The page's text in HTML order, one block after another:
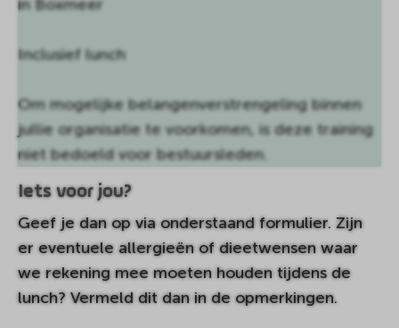
in Boxmeer
Inclusief lunch
Om mogelijke belangenverstrengeling binnen
jullie organisatie te voorkomen, is deze training
niet bedoeld voor bestuursleden.
Iets voor jou?
Geef je dan op via onderstaand formulier. Zijn
er eventuele allergieën of dieetwensen waar
we rekening mee moeten houden tijdens de
lunch? Vermeld dit dan in de opmerkingen.